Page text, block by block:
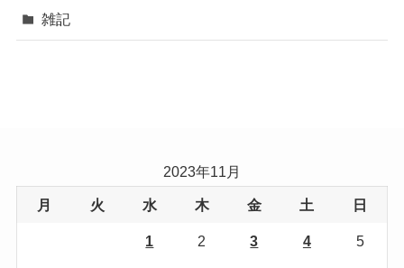
雑記
2023年11月
月 火 水 木 金 土 日
1 2 3 4 5